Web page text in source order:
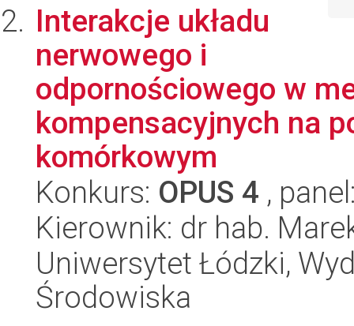
Interakcje układu
nerwowego i
odpornościowego w
kompensacyjnych na
komórkowym
Konkurs: OPUS 4 ,
Kierownik: dr hab.
Uniwersytet Łódzki,
Środowiska